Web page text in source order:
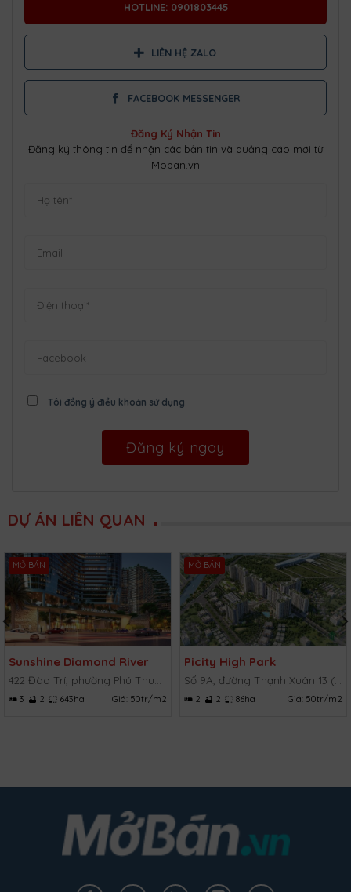
HOTLINE: 0901803445
LIÊN HỆ ZALO
FACEBOOK MESSENGER
Đăng Ký Nhận Tin
Đăng ký thông tin để nhận các bản tin và quảng cáo mới từ
Moban.vn
Tôi đồng ý điều khoản sử dụng
DỰ ÁN LIÊN QUAN
MỞ BÁN
Sunshine Diamond River
3 2 643ha Giá: 50tr/m2
MỞ BÁN
Picity High Park
2 2 86ha Giá: 50tr/m2